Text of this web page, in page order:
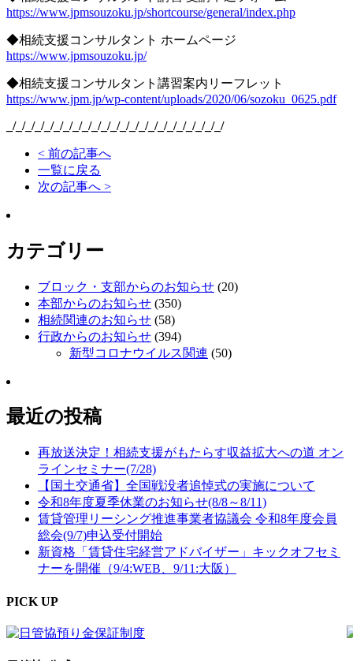
https://www.jpmsouzoku.jp/shortcourse/general/index.php
◆相続支援コンサルタント ホームページ
https://www.jpmsouzoku.jp/
◆相続支援コンサルタント講習案内リーフレット
https://www.jpm.jp/wp-content/uploads/2020/06/sozoku_0625.pdf
_/_/_/_/_/_/_/_/_/_/_/_/_/_/_/_/_/_/_/_/_/_/_/
< 前の記事へ
一覧に戻る
次の記事へ >
カテゴリー
ブロック・支部からのお知らせ (20)
本部からのお知らせ (350)
相続関連のお知らせ (58)
行政からのお知らせ (394)
新型コロナウイルス関連 (50)
最近の投稿
再放送決定！相続支援がもたらす収益拡大への道 オン
ラインセミナー(7/28)
【国土交通省】全国戦没者追悼式の実施について
令和8年度夏季休業のお知らせ(8/8～8/11)
賃貸管理リーシング推進事業者協議会 令和8年度会員
総会(9/7)申込受付開始
新資格「賃貸住宅経営アドバイザー」キックオフセミ
ナーを開催（9/4:WEB、9/11:大阪）
PICK UP